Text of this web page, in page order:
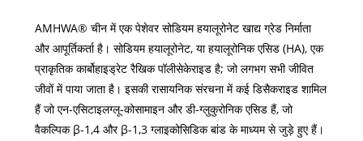
AMHWA® चीन में एक पेशेवर सोडियम हयालूरोनेट खाद्य ग्रेड निर्माता
और आपूर्तिकर्ता है। सोडियम हयालूरोनेट, या हयालूरोनिक एसिड (HA), एक
प्राकृतिक कार्बोहाइड्रेट रैखिक पॉलीसेकेराइड है; जो लगभग सभी जीवित
जीवों में पाया जाता है। इसकी रासायनिक संरचना में कई डिसैकराइड शामिल
हैं जो एन-एसिटाइलग्लू-कोसामाइन और डी-ग्लुकुरोनिक एसिड हैं, जो
वैकल्पिक β-1,4 और β-1,3 ग्लाइकोसिडिक बांड के माध्यम से जुड़े हुए हैं।